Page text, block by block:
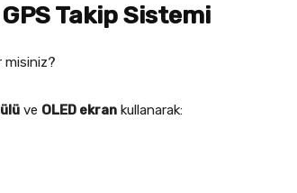
Takip Sistemi
misiniz?
ve OLED ekran kullanarak: